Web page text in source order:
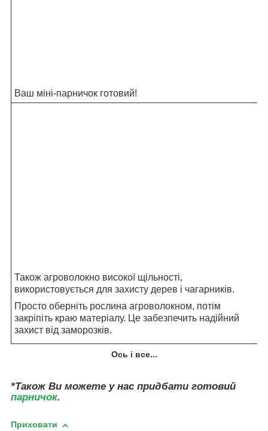
Ваш міні-парничок готовий!
Також агроволокно високої щільності,
використовується для захисту дерев і чагарників.
Просто оберніть рослина агроволокном, потім
закріпіть краю матеріалу. Це забезпечить надійний
захист від заморозків.
Ось і все...
*Також Ви можете у нас придбати готовий
парничок.
Приховати